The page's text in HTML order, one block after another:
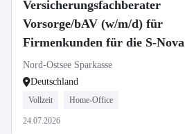
Versicherungsfachberater
Vorsorge/bAV (w/m/d) für
Firmenkunden für die S-Nova
Nord-Ostsee Sparkasse
Deutschland
Vollzeit Home-Office
24.07.2026